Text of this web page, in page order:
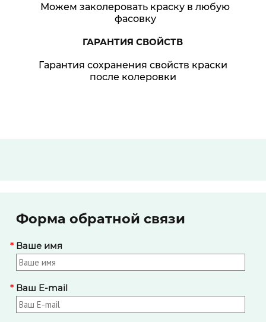
Можем заколеровать краску в любую
фасовку
ГАРАНТИЯ СВОЙСТВ
Гарантия сохранения свойств краски
после колеровки
Форма обратной связи
Ваше имя
*
Ваш E-mail
*